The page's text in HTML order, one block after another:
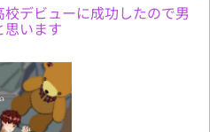
デビューに成功したので男
います